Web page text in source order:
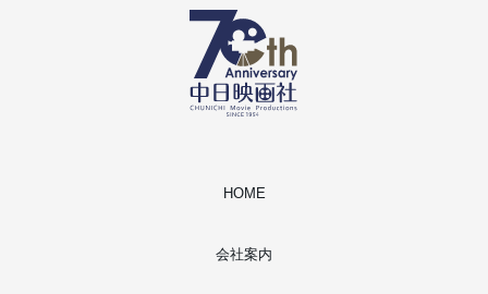
HOME
会社案内